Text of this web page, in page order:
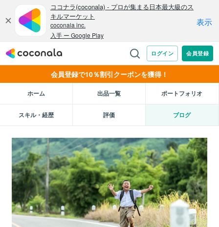
会員登録で10％割引クーポンを獲得！
ホーム 出品一覧 ポートフォリオ
スキル・経歴 評価 ブログ